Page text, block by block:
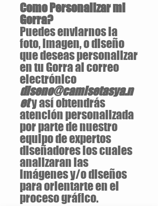
Como Personalizar mi
Gorra?
Puedes enviarnos la
foto, imagen, o diseño
que deseas personalizar
en tu Gorra al correo
electrónico
diseno@camisetasya.n
ety así obtendrás
atención personalizada
por parte de nuestro
equipo de expertos
diseñadores los cuales
analizaran las
imágenes y/o diseños
para orientarte en el
proceso gráfico.